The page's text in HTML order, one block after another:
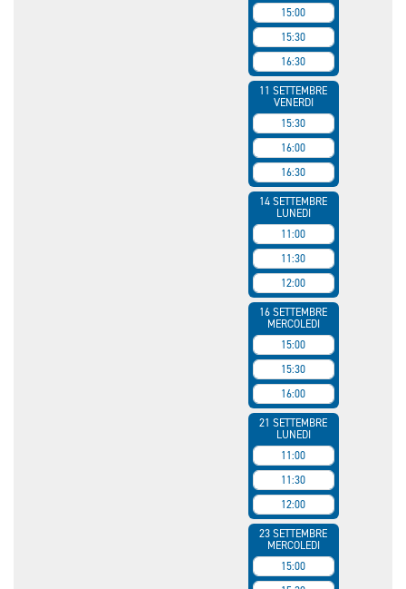
15:00
15:30
16:30
11 SETTEMBRE
VENERDI
15:30
16:00
16:30
14 SETTEMBRE
LUNEDI
11:00
11:30
12:00
16 SETTEMBRE
MERCOLEDI
15:00
15:30
16:00
21 SETTEMBRE
LUNEDI
11:00
11:30
12:00
23 SETTEMBRE
MERCOLEDI
15:00